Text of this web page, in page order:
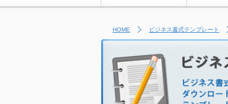
HOME ビジネス書式テンプレート